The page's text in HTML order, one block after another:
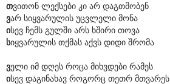
თვითონ ლექსები კი არ დაგთმობენ
ვარ სიყვარულის უცვლელი მონა
ისევ ჩემს გულში არს ხშირი თოვა
სიყვარულის თქმას აქვს დიდი შრომა
ველი იმ დღეს როცა მიხვდები რამეს
ისევ დაგინახავ როგორც თეთრ მთვარეს